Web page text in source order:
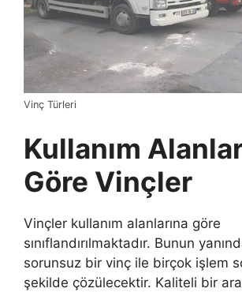
Vinç Türleri
Kullanım
Göre Vinçler
Vinçler kullanım alanlarına göre
sınıflandırılmaktadır. Bunun
sorunsuz bir vinç ile birçok işlem
şekilde çözülecektir. Kaliteli bir